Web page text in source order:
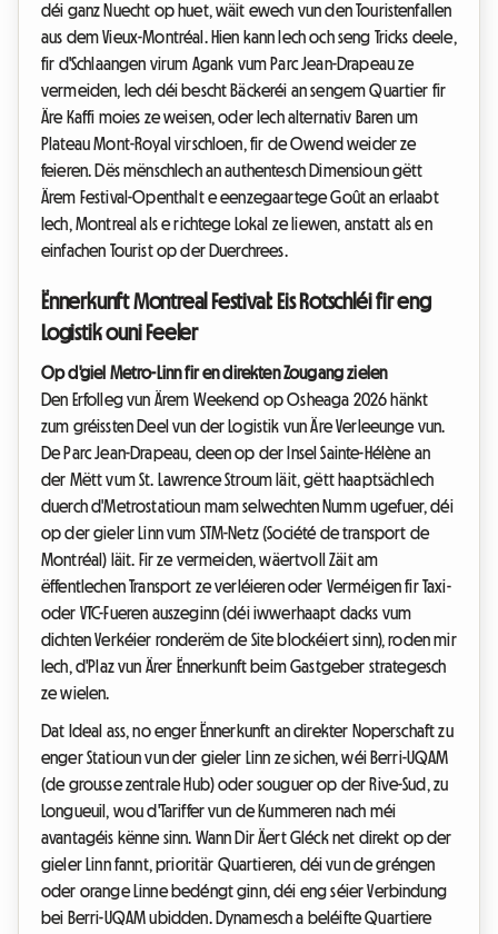
déi ganz Nuecht op huet, wäit ewech vun den Touristenfallen
aus dem Vieux-Montréal. Hien kann Iech och seng Tricks deele,
fir d'Schlaangen virum Agank vum Parc Jean-Drapeau ze
vermeiden, Iech déi bescht Bäckeréi an sengem Quartier fir
Äre Kaffi moies ze weisen, oder Iech alternativ Baren um
Plateau Mont-Royal virschloen, fir de Owend weider ze
feieren. Dës mënschlech an authentesch Dimensioun gëtt
Ärem Festival-Openthalt e eenzegaartege Goût an erlaabt
Iech, Montreal als e richtege Lokal ze liewen, anstatt als en
einfachen Tourist op der Duerchrees.
Ënnerkunft Montreal Festival: Eis Rotschléi fir eng
Logistik ouni Feeler
Op d'giel Metro-Linn fir en direkten Zougang zielen
Den Erfolleg vun Ärem Weekend op Osheaga 2026 hänkt
zum gréissten Deel vun der Logistik vun Äre Verleeunge vun.
De Parc Jean-Drapeau, deen op der Insel Sainte-Hélène an
der Mëtt vum St. Lawrence Stroum läit, gëtt haaptsächlech
duerch d'Metrostatioun mam selwechten Numm ugefuer, déi
op der gieler Linn vum STM-Netz (Société de transport de
Montréal) läit. Fir ze vermeiden, wäertvoll Zäit am
ëffentlechen Transport ze verléieren oder Verméigen fir Taxi-
oder VTC-Fueren auszeginn (déi iwwerhaapt dacks vum
dichten Verkéier ronderëm de Site blockéiert sinn), roden mir
Iech, d'Plaz vun Ärer Ënnerkunft beim Gastgeber strategesch
ze wielen.
Dat Ideal ass, no enger Ënnerkunft an direkter Noperschaft zu
enger Statioun vun der gieler Linn ze sichen, wéi Berri-UQAM
(de grousse zentrale Hub) oder souguer op der Rive-Sud, zu
Longueuil, wou d'Tariffer vun de Kummeren nach méi
avantagéis kënne sinn. Wann Dir Äert Gléck net direkt op der
gieler Linn fannt, prioritär Quartieren, déi vun de gréngen
oder orange Linne bedéngt ginn, déi eng séier Verbindung
bei Berri-UQAM ubidden. Dynamesch a beléifte Quartiere